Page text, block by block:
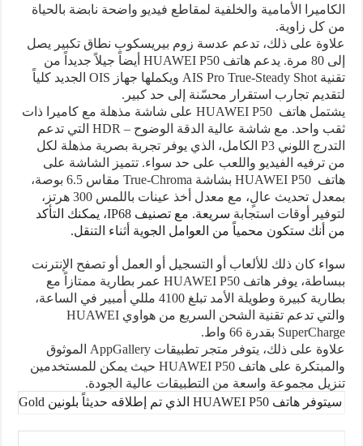
الكاميرا الأمامية والخلفية لمقاطع فيديو واضحة نابضة بالحياة
من كل زاوية.
علاوة على ذلك، تدعم عدسة زوم بيريسكوب نطاق تكبير يصل
إلى 80 مرة. يدعم هاتف
HUAWEI P50 أيضاً جيلاً جديداً من
تقنيةAIS Pro True-Steady Shot ويكملها جهاز OIS الجديد كلياً
لتقديم تجارب استقرار محسّنة إلى حد كبير.
يشتمل هاتف HUAWEI P50 على شاشة مذهلة مع كاميرا ذات
ثقب واحد. مع شاشة عالية الدقة الوضوح – HDR التي تدعم
التدرج اللونيP3 الكامل، الذي يوفر تجربة بصرية مذهلة لكل
من ترفيه الفيديو واللعب على حد سواء. تتميز الشاشة على
هاتف HUAWEI P50 بشاشة True-Chroma
مقاس 6.5 بوصة،
بمعدل تحديث عالٍ، مع معدل أخذ عينات باللمس 300 هرتز،
لتوفير أوقات استجابة سريعة. مع تصنيفIP68، يمكنك التأكد
من أنك ستكون محمياً من العوامل الجوية أثناء التنقل.
سواء كان ذلك للألعاب أو التسجيل أو العمل أو تصفح الإنترنت
ببساطة، يوفر هاتف HUAWEI P50 عمر بطارية ممتازاً مع
بطارية كبيرة وطويلة الأمد تبلغ 4100 مللي أمبير في الساعة،
والتي تدعم تقنية الشحن السريع من هواويHUAWEI
SuperCharge بقدرة 66 واط.
علاوة على ذلك، يتوفر متجر تطبيقاتAppGallery الموثوق
والمبتكرة على هاتفHUAWEI P50 حيث يمكن للمستخدمين
تنزيل مجموعة واسعة من التطبيقات عالية الجودة.
سيتوفر هاتف HUAWEI P50 الذي تم إطلاقه حديثاً بلونين Gold